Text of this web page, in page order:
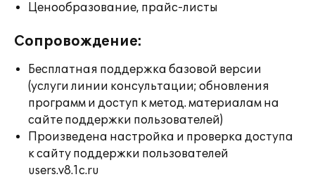
Ценообразование, прайс-листы
Сопровождение:
Бесплатная поддержка базовой версии
(услуги линии консультации; обновления
программ и доступ к метод. материалам на
сайте поддержки пользователей)
Произведена настройка и проверка доступа
к сайту поддержки пользователей
users.v8.1c.ru